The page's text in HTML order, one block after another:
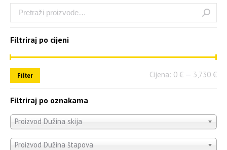
Filtriraj po cijeni
Filter Cijena: 0 € — 3,730 €
Filtriraj po oznakama
Proizvod Dužina skija
Proizvod Dužina štapova